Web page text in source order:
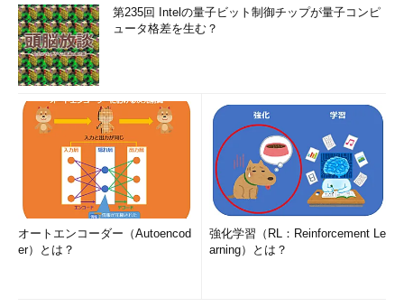
第235回 Intelの量子ビット制御チップが量子コンピ
ュータ格差を生む？
オートエンコーダー（Autoencod
er）とは？
強化学習（RL：Reinforcement Le
arning）とは？